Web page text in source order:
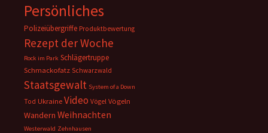
Persönliches
Polizeiübergriffe Produktbewertung
Rezept der Woche
Rock im Park Schlägertruppe
Schmackofatz Schwarzwald
Staatsgewalt System of a Down
Tod Ukraine Video Vögel Vögeln
Wandern Weihnachten
Westerwald Zehnhausen